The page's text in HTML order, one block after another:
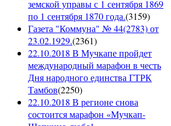
земской управы с 1 сентября 1869
по 1 сентября 1870 года.(3159)
Газета "Коммуна" № 44(2783) от
23.02.1929.(2361)
22.10.2018 В Мучкапе пройдет
международный марафон в честь
Дня народного единства ГТРК
Тамбов(2250)
22.10.2018 В регионе снова
состоится марафон «Мучкап-